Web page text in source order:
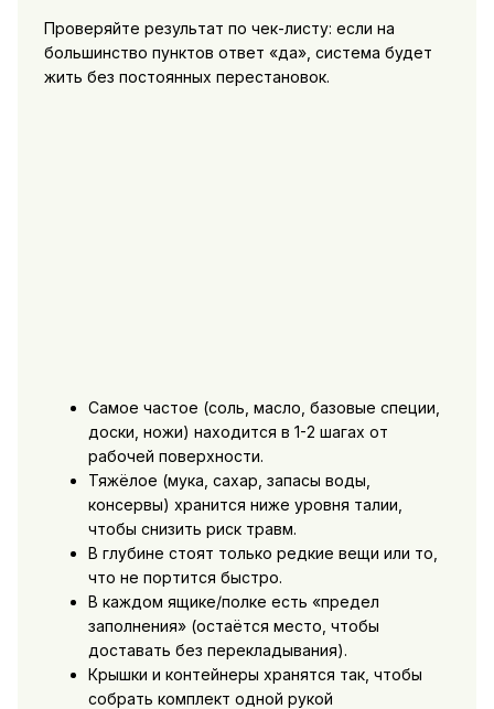
Проверяйте результат по чек-листу: если на
большинство пунктов ответ «да», система будет
жить без постоянных перестановок.
Самое частое (соль, масло, базовые специи,
доски, ножи) находится в 1-2 шагах от
рабочей поверхности.
Тяжёлое (мука, сахар, запасы воды,
консервы) хранится ниже уровня талии,
чтобы снизить риск травм.
В глубине стоят только редкие вещи или то,
что не портится быстро.
В каждом ящике/полке есть «предел
заполнения» (остаётся место, чтобы
доставать без перекладывания).
Крышки и контейнеры хранятся так, чтобы
собрать комплект одной рукой